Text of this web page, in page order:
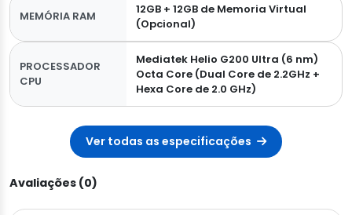
MEMÓRIA RAM
12GB + 12GB de Memoria Virtual
(Opcional)
PROCESSADOR
CPU
Mediatek Helio G200 Ultra (6 nm)
Octa Core (Dual Core de 2.2GHz +
Hexa Core de 2.0 GHz)
Ver todas as especificações
Avaliações (0)